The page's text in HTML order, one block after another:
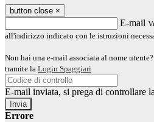
button close ×
E-mail
all'indirizzo indicato con le istruzioni
Non hai una e-mail associata al nome
tramite la Login Spaggiari
E-mail inviata, si prega di controllare
Errore